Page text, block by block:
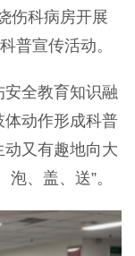
伤科病房开展
普宣传活动。
全教育知识融
体动作形成科普
又有趣地向大
、盖、送”。